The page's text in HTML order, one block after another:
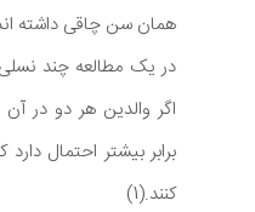
همان سن چاقی داشته
در یک مطالعه چند نسلی
اگر والدین هر دو در
برابر بیشتر احتمال
کنند.(1)